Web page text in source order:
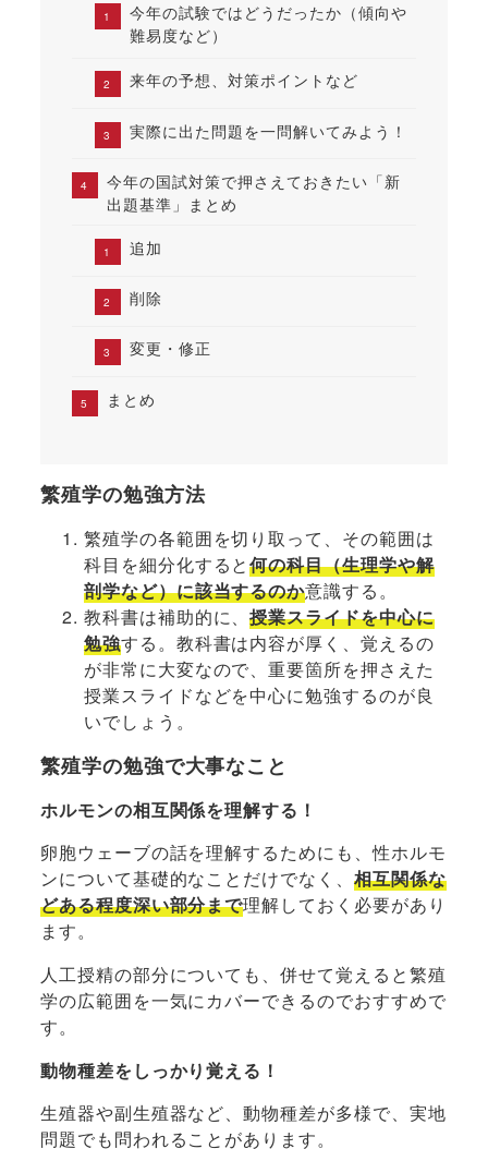
今年の試験ではどうだったか（傾向や
難易度など）
来年の予想、対策ポイントなど
実際に出た問題を一問解いてみよう！
今年の国試対策で押さえておきたい「新
出題基準」まとめ
追加
削除
変更・修正
まとめ
繁殖学の勉強方法
繁殖学の各範囲を切り取って、その範囲は
科目を細分化すると何の科目（生理学や解
剖学など）に該当するのか意識する。
教科書は補助的に、授業スライドを中心に
勉強する。教科書は内容が厚く、覚えるの
が非常に大変なので、重要箇所を押さえた
授業スライドなどを中心に勉強するのが良
いでしょう。
繁殖学の勉強で大事なこと
ホルモンの相互関係を理解する！
卵胞ウェーブの話を理解するためにも、性ホルモ
ンについて基礎的なことだけでなく、相互関係な
どある程度深い部分まで理解しておく必要があり
ます。
人工授精の部分についても、併せて覚えると繁殖
学の広範囲を一気にカバーできるのでおすすめで
す。
動物種差をしっかり覚える！
生殖器や副生殖器など、動物種差が多様で、実地
問題でも問われることがあります。